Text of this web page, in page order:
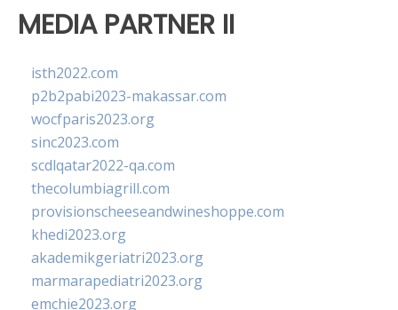
MEDIA PARTNER II
isth2022.com
p2b2pabi2023-makassar.com
wocfparis2023.org
sinc2023.com
scdlqatar2022-qa.com
thecolumbiagrill.com
provisionscheeseandwineshoppe.com
khedi2023.org
akademikgeriatri2023.org
marmarapediatri2023.org
emchie2023.org